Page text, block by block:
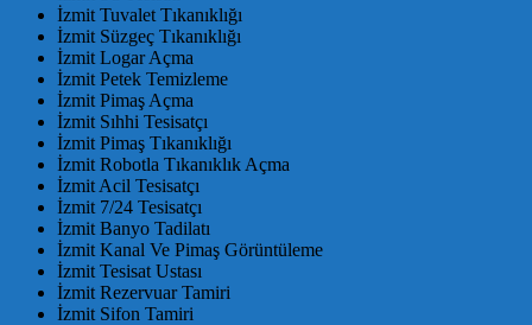
İzmit Tuvalet Tıkanıklığı
İzmit Süzgeç Tıkanıklığı
İzmit Logar Açma
İzmit Petek Temizleme
İzmit Pimaş Açma
İzmit Sıhhi Tesisatçı
İzmit Pimaş Tıkanıklığı
İzmit Robotla Tıkanıklık Açma
İzmit Acil Tesisatçı
İzmit 7/24 Tesisatçı
İzmit Banyo Tadilatı
İzmit Kanal Ve Pimaş Görüntüleme
İzmit Tesisat Ustası
İzmit Rezervuar Tamiri
İzmit Sifon Tamiri